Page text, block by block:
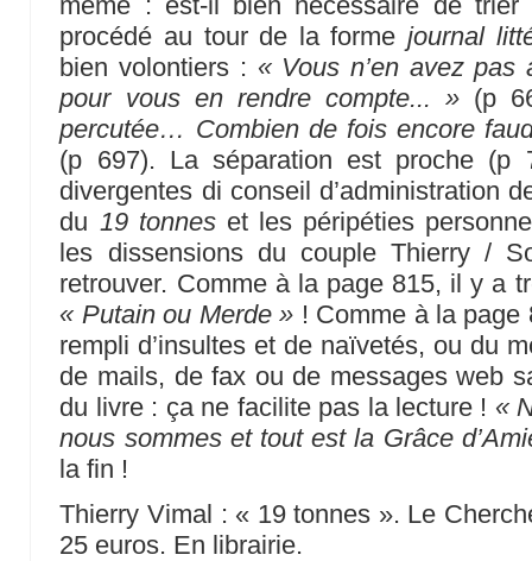
procédé au tour de la formejournal
bien volontiers : « Vous n’en avez
pour vous en rendre compte... » (p
percutée… Combien de fois encore
(p 697). La séparation est proche (p
divergentes di conseil d’administration
du 19 tonneset les péripéties
les dissensions du couple Thierry /
retrouver. Comme à la page 815, il y a
« Putain ou Merde » ! Comme à la
rempli d’insultes et de naïvetés, ou du
de mails, de fax ou de messages web
du livre : ça ne facilite pas la lecture ! «
nous sommes et tout est la Grâce
la fin !
Thierry Vimal : « 19 tonnes ». Le
25 euros. En librairie.